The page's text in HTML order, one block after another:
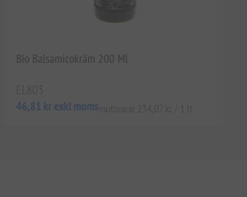
Bio Balsamicokräm 200 Ml
46,81 kr exkl moms